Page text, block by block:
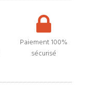
Paiement 100%
sécurisé